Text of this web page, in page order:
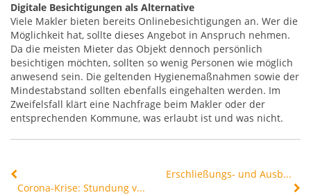
Digitale Besichtigungen als Alternative
Viele Makler bieten bereits Onlinebesichtigungen an. Wer die
Möglichkeit hat, sollte dieses Angebot in Anspruch nehmen.
Da die meisten Mieter das Objekt dennoch persönlich
besichtigen möchten, sollten so wenig Personen wie möglich
anwesend sein. Die geltenden Hygienemaßnahmen sowie der
Mindestabstand sollten ebenfalls eingehalten werden. Im
Zweifelsfall klärt eine Nachfrage beim Makler oder der
entsprechenden Kommune, was erlaubt ist und was nicht.
Corona-Krise: Stundung von Krediten
Erschließungs- und Ausbaubeiträge großzügig stunden